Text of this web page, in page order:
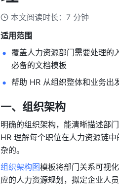
本文阅读时长：7 分钟
适用范围
覆盖人力资源部门需要处理的
必备的文档模板
帮助 HR 从组织整体和业务出
一、组织架构
明确的组织架构，能清晰描述部
HR 理解每个职位在人力资源链
杂的。
组织架构图模板将部门关系可视
应的人力资源规划，拟定企业人